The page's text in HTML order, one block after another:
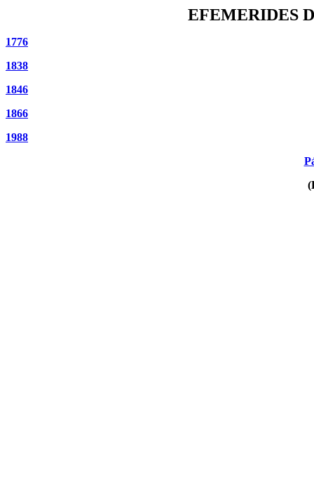
EFEMERIDES
1776
1838
1846
1866
1988